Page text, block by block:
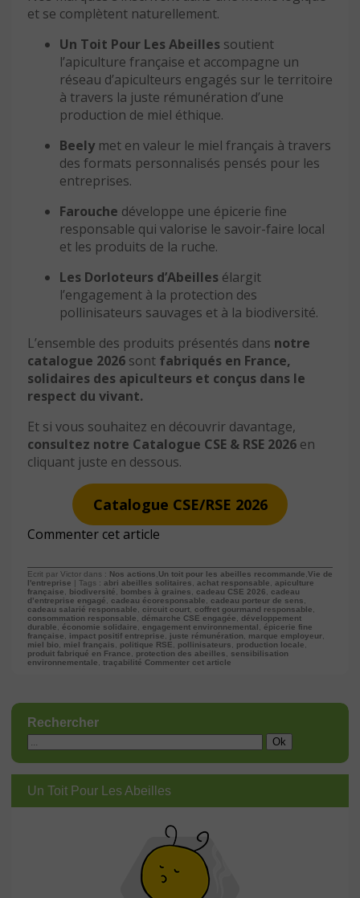
et se complètent naturellement.
Un Toit Pour Les Abeilles soutient
l’apiculture française et accompagne un
réseau d’apiculteurs engagés sur le territoire
à travers la juste rémunération d’une
production de miel éthique.
Beely met en valeur le miel français à travers
des formats personnalisés pensés pour les
entreprises.
Farouche développe une épicerie fine
responsable qui valorise le savoir-faire local
et les produits de la ruche.
Les Dorloteurs d’Abeilles élargit
l’engagement à la protection des
pollinisateurs sauvages et à la biodiversité.
L’ensemble des produits présentés dans notre
catalogue 2026 sont fabriqués en France,
solidaires des apiculteurs et conçus dans le
respect du vivant.
Et si vous souhaitez en découvrir davantage,
consultez notre Catalogue CSE & RSE 2026 en
cliquant juste en dessous.
Catalogue CSE/RSE 2026
Commenter cet article
Ecrit par Victor dans : Nos actions Un toit pour les abeilles recommande Vie de
l'entreprise | Tags : abri abeilles solitaires achat responsable
apiculture
française
biodiversité bombes à graines cadeau CSE 2026
cadeau
d’entreprise engagé
cadeau écoresponsable cadeau porteur de sens
cadeau salarié responsable
circuit court coffret gourmand responsable
consommation responsable
démarche CSE engagée
développement
durable
économie solidaire engagement environnemental
épicerie fine
française
impact positif entreprise juste rémunération marque employeur
miel bio
miel français politique RSE pollinisateurs production locale
produit fabriqué en France
protection des abeilles
sensibilisation
environnementale
traçabilité Commenter cet article
Rechercher
Un Toit Pour Les Abeilles